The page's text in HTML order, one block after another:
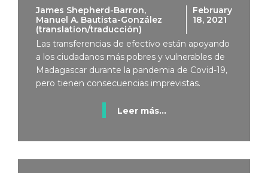
James Shepherd-Barron,
Manuel A. Bautista-González
(translation/traducción)
February
18, 2021
Las transferencias de efectivo están apoyando
a los ciudadanos más pobres y vulnerables de
Madagascar durante la pandemia de Covid-19,
pero tienen consecuencias imprevistas.
Leer más...